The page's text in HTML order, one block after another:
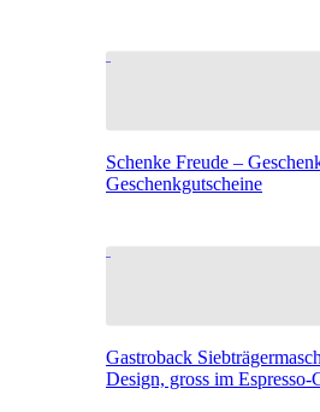
Schenke Freude –
Geschenkgutscheine
Gastroback
Design, gross im Espresso-